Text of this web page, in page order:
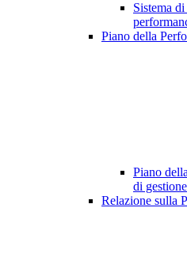
Sistema
Piano della
Piano
di gestione
Relazione sulla